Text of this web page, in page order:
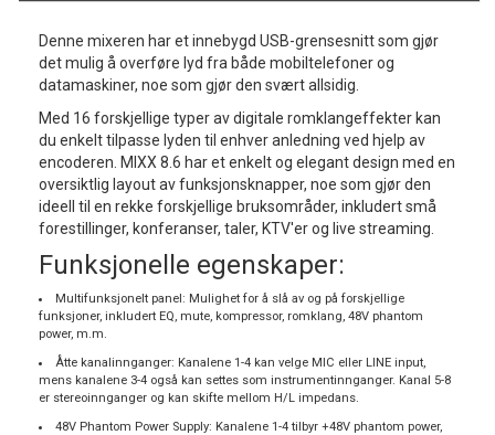
Denne mixeren har et innebygd USB-grensesnitt som gjør
det mulig å overføre lyd fra både mobiltelefoner og
datamaskiner, noe som gjør den svært allsidig.
Med 16 forskjellige typer av digitale romklangeffekter kan
du enkelt tilpasse lyden til enhver anledning ved hjelp av
encoderen. MIXX 8.6 har et enkelt og elegant design med en
oversiktlig layout av funksjonsknapper, noe som gjør den
ideell til en rekke forskjellige bruksområder, inkludert små
forestillinger, konferanser, taler, KTV'er og live streaming.
Funksjonelle egenskaper:
Multifunksjonelt panel: Mulighet for å slå av og på forskjellige
funksjoner, inkludert EQ, mute, kompressor, romklang, 48V phantom
power, m.m.
Åtte kanalinnganger: Kanalene 1-4 kan velge MIC eller LINE input,
mens kanalene 3-4 også kan settes som instrumentinnganger. Kanal 5-8
er stereoinnganger og kan skifte mellom H/L impedans.
48V Phantom Power Supply: Kanalene 1-4 tilbyr +48V phantom power,